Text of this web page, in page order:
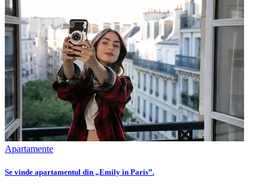
Apartamente
Se vinde apartamentul din „Emily in Paris”.